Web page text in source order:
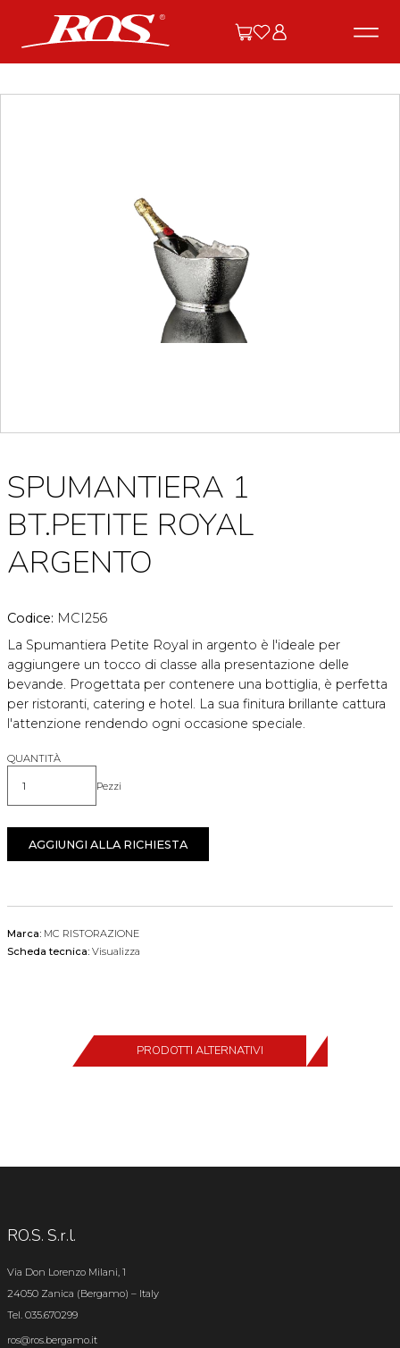
SPUMANTIERA 1
BT.PETITE ROYAL
ARGENTO
Codice: MCI256
La Spumantiera Petite Royal in argento è l'ideale per
aggiungere un tocco di classe alla presentazione delle
bevande. Progettata per contenere una bottiglia, è perfetta
per ristoranti, catering e hotel. La sua finitura brillante cattura
l'attenzione rendendo ogni occasione speciale.
QUANTITÀ
Quantità Pezzi
AGGIUNGI ALLA RICHIESTA
Marca: MC RISTORAZIONE
Scheda tecnica: Visualizza
PRODOTTI ALTERNATIVI
RO.S. S.r.l.
Via Don Lorenzo Milani, 1
24050 Zanica (Bergamo) – Italy
Tel. 035.670299
ros@ros.bergamo.it